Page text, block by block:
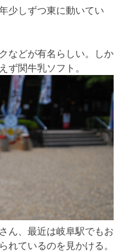
少しずつ東に動いてい
などが有名らしい。しか
ず関牛乳ソフト。
さん、最近は岐阜駅でもお
れているのを見かける。